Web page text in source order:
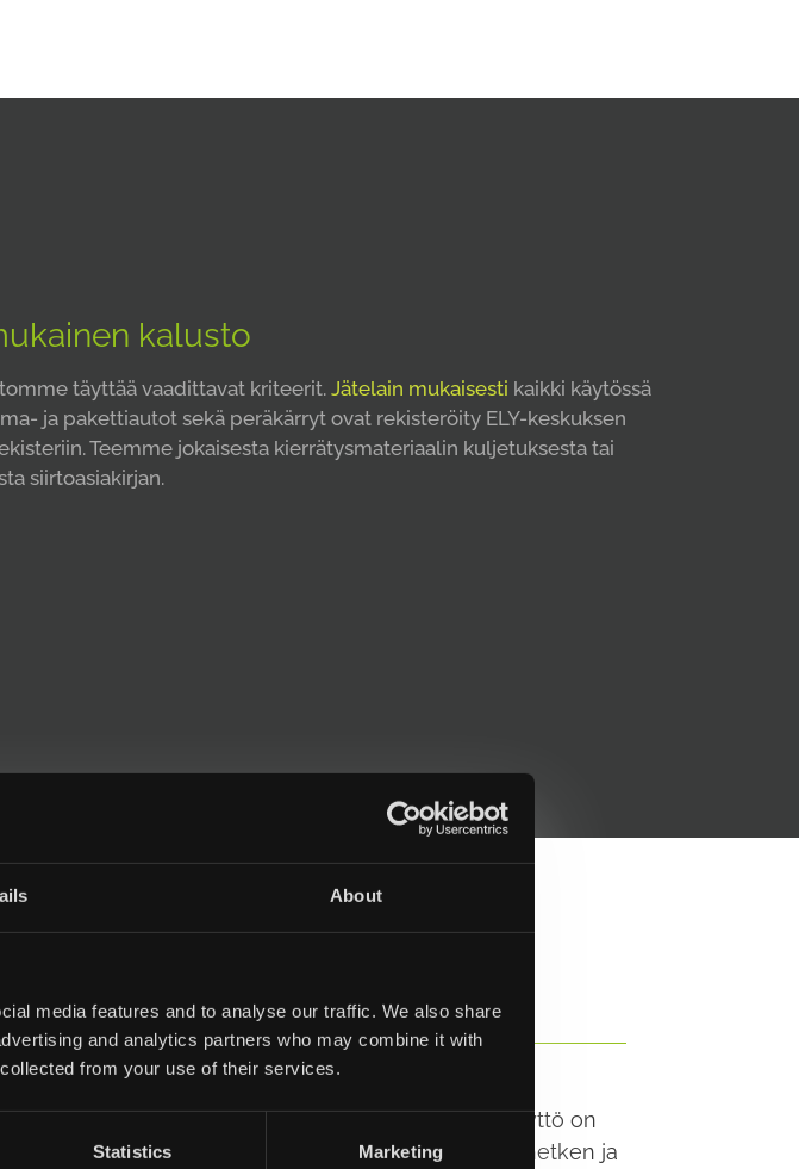
About
media features and to analyse our traffic. We also share
and analytics partners who may combine it with
from your use of their services.
Statistics Marketing
kalusto
täyttää vaadittavat kriteerit.Jätelain mukaisesti kaikki käytössä
ja pakettiautot sekä peräkärryt ovat rekisteröity ELY-keskuksen
Teemme jokaisesta kierrätysmateriaalin kuljetuksesta tai
siirtoasiakirjan.
SUOJELLEN
kierrätys sekä niiden raaka-aineiden uudelleenkäyttö on
päätyy uudelleenkäyttöön, kun romun syntyhetken ja